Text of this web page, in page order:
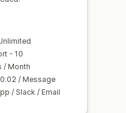
- 10
/ Month
/ Message
/ Slack / Email